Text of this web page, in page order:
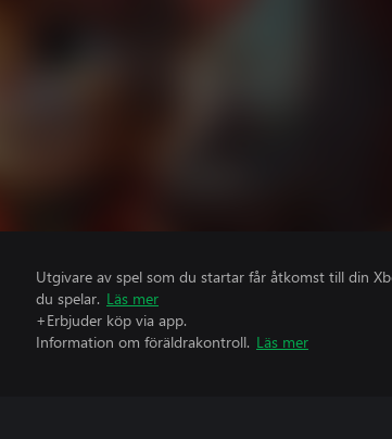
Utgivare av spel som du startar får åtkomst till din
du spelar. Läs mer
+Erbjuder köp via app.
Information om föräldrakontroll. Läs mer